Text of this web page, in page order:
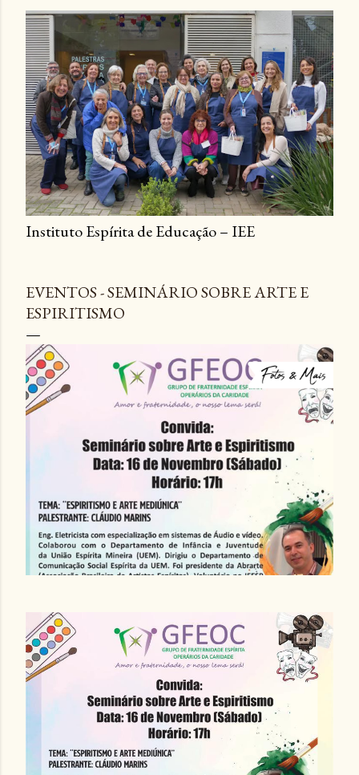
Instituto Espírita de Educação – IEE
EVENTOS - SEMINÁRIO SOBRE ARTE E
ESPIRITISMO